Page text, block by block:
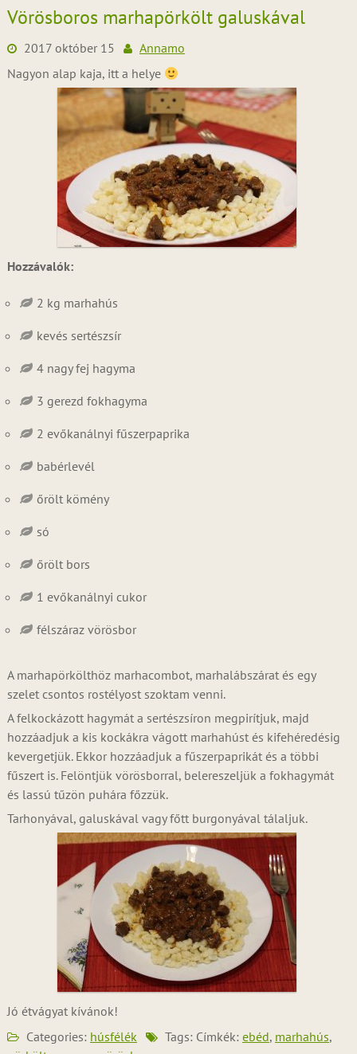
Vörösboros marhapörkölt galuskával
2017 október 15
Annamo
Nagyon alap kaja, itt a helye
Hozzávalók:
2 kg marhahús
kevés sertészsír
4 nagy fej hagyma
3 gerezd fokhagyma
2 evőkanálnyi fűszerpaprika
babérlevél
őrölt kömény
só
őrölt bors
1 evőkanálnyi cukor
félszáraz vörösbor
A marhapörkölthöz marhacombot, marhalábszárat és egy
szelet csontos rostélyost szoktam venni.
A felkockázott hagymát a sertészsíron megpirítjuk, majd
hozzáadjuk a kis kockákra vágott marhahúst és kifehéredésig
kevergetjük. Ekkor hozzáadjuk a fűszerpaprikát és a többi
fűszert is. Felöntjük vörösborral, belereszeljük a fokhagymát
és lassú tűzön puhára főzzük.
Tarhonyával, galuskával vagy főtt burgonyával tálaljuk.
Jó étvágyat kívánok!
Categories: húsfélék Tags: Címkék: ebéd, marhahús,